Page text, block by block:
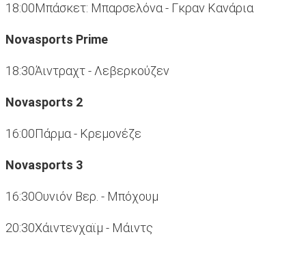
18:00Μπάσκετ: Μπαρσελόνα - Γκραν Κανάρια
Novasports Prime
18:30Άιντραχτ - Λεβερκούζεν
Novasports 2
16:00Πάρμα - Κρεμονέζε
Novasports 3
16:30Ουνιόν Βερ. - Μπόχουμ
20:30Χάιντενχαϊμ - Μάιντς